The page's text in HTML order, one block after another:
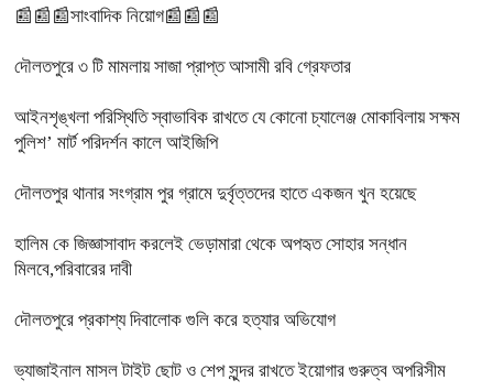
📰📰📰সাংবাদিক নিয়োগ📰📰📰
দৌলতপুরে ৩ টি মামলায় সাজা প্রাপ্ত আসামী রবি গ্রেফতার
আইনশৃঙ্খলা পরিস্থিতি স্বাভাবিক রাখতে যে কোনো চ্যালেঞ্জ মোকাবিলায় সক্ষম
পুলিশ’ মার্ট পরিদর্শন কালে আইজিপি
দৌলতপুর থানার সংগ্রাম পুর গ্রামে দুর্বৃত্তদের হাতে একজন খুন হয়েছে
হালিম কে জিজ্ঞাসাবাদ করলেই ভেড়ামারা থেকে অপহৃত সোহার সন্ধান
মিলবে,পরিবারের দাবী
দৌলতপুরে প্রকাশ্য দিবালোক গুলি করে হত্যার অভিযোগ
ভ্যাজাইনাল মাসল টাইট ছোট ও শেপ সুন্দর রাখতে ইয়োগার গুরুত্ব অপরিসীম